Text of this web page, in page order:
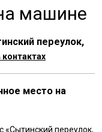
машине
переулок,
место на
«Сытинский переулок,